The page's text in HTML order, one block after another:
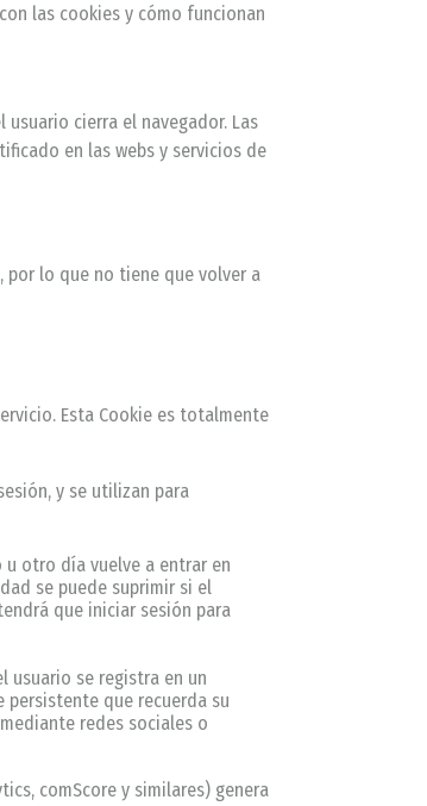
las cookies y cómo funcionan
usuario cierra el navegador. Las
en las webs y servicios de
por lo que no tiene que volver a
Esta Cookie es totalmente
y se utilizan para
otro día vuelve a entrar en
se puede suprimir si el
que iniciar sesión para
usuario se registra en un
que recuerda su
redes sociales o
comScore y similares) genera